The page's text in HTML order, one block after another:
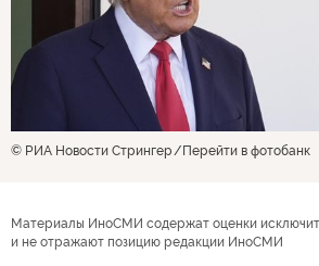
© РИА Новости Стрингер Перейти в фотобанк
Материалы ИноСМИ содержат оценки
и не отражают позицию редакции ИноСМИ